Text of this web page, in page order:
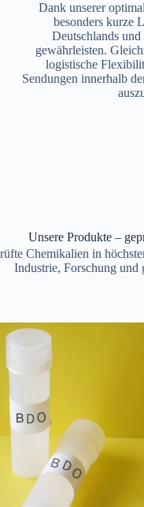
Dank unserer
besonders kurze
Deutschlands
gewährleisten.
logistische
Sendungen innerhalb
Unsere Produkte –
Chemikalien in
Industrie, Forschung und